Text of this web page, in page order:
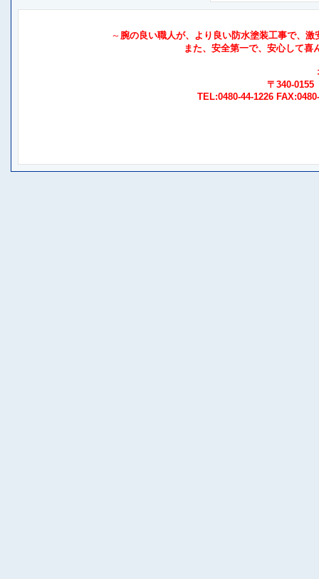
～腕の良い職人が、より良い防水塗装工事で、
また、安全第一で、安心して喜
〒340-0155
TEL:0480-44-1226